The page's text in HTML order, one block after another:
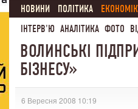
НОВИНИ ПОЛІТИКА
ІНТЕРВ'Ю АНАЛІТИКА ФОТО
ВОЛИНСЬКІ
БІЗНЕСУ»
6 Вересня 2008 10:19